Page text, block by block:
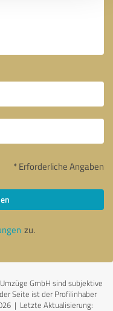
* Erforderliche Angaben
zu.
GmbH sind subjektive
Seite ist der Profilinhaber
| Letzte Aktualisierung: